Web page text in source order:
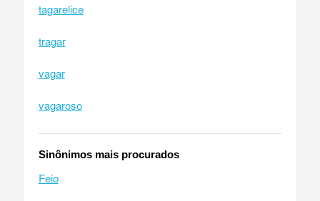
tagarelice
tragar
vagar
vagaroso
Sinônimos mais procurados
Feio